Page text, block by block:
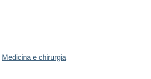
Medicina e chirurgia